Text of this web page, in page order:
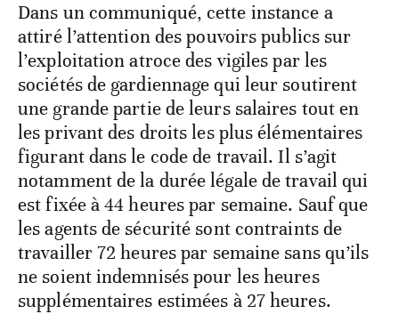
Dans un communiqué, cette instance a
attiré l’attention des pouvoirs publics sur
l’exploitation atroce des vigiles par les
sociétés de gardiennage qui leur soutirent
une grande partie de leurs salaires tout en
les privant des droits les plus élémentaires
figurant dans le code de travail. Il s’agit
notamment de la durée légale de travail qui
est fixée à 44 heures par semaine. Sauf que
les agents de sécurité sont contraints de
travailler 72 heures par semaine sans qu’ils
ne soient indemnisés pour les heures
supplémentaires estimées à 27 heures.